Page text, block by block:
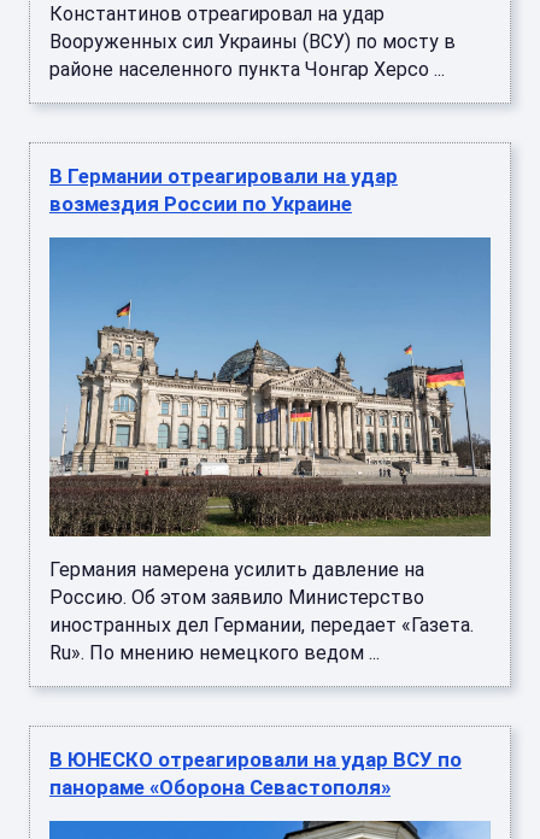
Константинов отреагировал на удар
Вооруженных сил Украины (ВСУ) по мосту в
районе населенного пункта Чонгар Херсо ...
В Германии отреагировали на удар
возмездия России по Украине
Германия намерена усилить давление на
Россию. Об этом заявило Министерство
иностранных дел Германии, передает «Газета.
Ru». По мнению немецкого ведом ...
В ЮНЕСКО отреагировали на удар ВСУ по
панораме «Оборона Севастополя»